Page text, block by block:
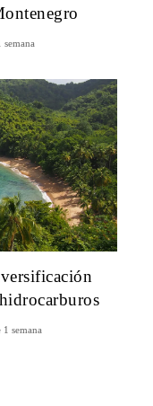
semana
1 semana